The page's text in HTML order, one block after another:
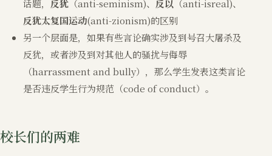
话题， 反犹（anti-seminism)、 反以（anti-isreal)、
反犹太复国运动(anti-zionism)的区别
另一个层面是，如果有些言论确实涉及到号召大屠杀及
反犹，或者涉及到对其他人的骚扰与侮辱
（harrassment and bully），那么学生发表这类言论
是否违反学生行为规范（code of conduct）。
校长们的两难